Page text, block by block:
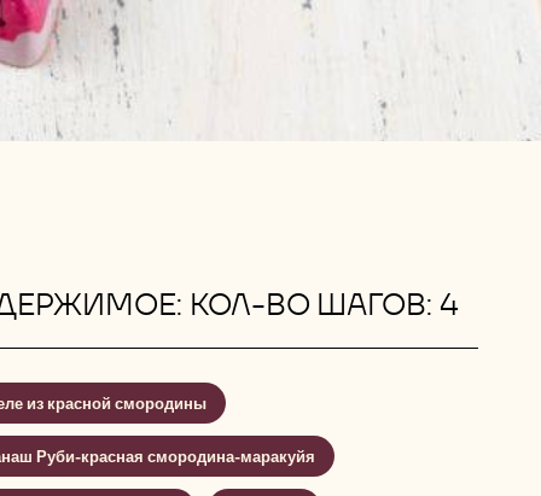
КОЛ-ВО ШАГОВ: 4
из красной смородины
Руби-красная смородина-маракуйя